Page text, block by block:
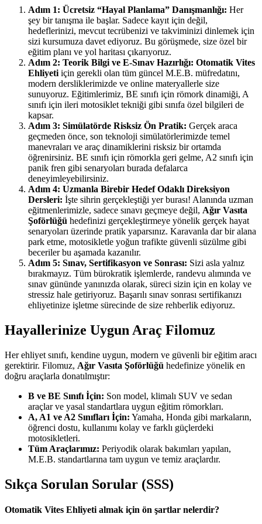
Adım 1: Ücretsiz “Hayal Planlama” Danışmanlığı: Her
şey bir tanışma ile başlar. Sadece kayıt için değil,
hedeflerinizi, mevcut tecrübenizi ve takviminizi dinlemek için
sizi kursumuza davet ediyoruz. Bu görüşmede, size özel bir
eğitim planı ve yol haritası çıkarıyoruz.
Adım 2: Teorik Bilgi ve E-Sınav Hazırlığı: Otomatik Vites
Ehliyeti için gerekli olan tüm güncel M.E.B. müfredatını,
modern dersliklerimizde ve online materyallerle size
sunuyoruz. Eğitimlerimiz, BE sınıfı için römork dinamiği, A
sınıfı için ileri motosiklet tekniği gibi sınıfa özel bilgileri de
kapsar.
Adım 3: Simülatörde Risksiz Ön Pratik: Gerçek araca
geçmeden önce, son teknoloji simülatörlerimizde temel
manevraları ve araç dinamiklerini risksiz bir ortamda
öğrenirsiniz. BE sınıfı için römorkla geri gelme, A2 sınıfı için
panik fren gibi senaryoları burada defalarca
deneyimleyebilirsiniz.
Adım 4: Uzmanla Birebir Hedef Odaklı Direksiyon
Dersleri: İşte sihrin gerçekleştiği yer burası! Alanında uzman
eğitmenlerimizle, sadece sınavı geçmeye değil, Ağır Vasıta
Şoförlüğü hedefinizi gerçekleştirmeye yönelik gerçek hayat
senaryoları üzerinde pratik yaparsınız. Karavanla dar bir alana
park etme, motosikletle yoğun trafikte güvenli süzülme gibi
beceriler bu aşamada kazanılır.
Adım 5: Sınav, Sertifikasyon ve Sonrası: Sizi asla yalnız
bırakmayız. Tüm bürokratik işlemlerde, randevu alımında ve
sınav gününde yanınızda olarak, süreci sizin için en kolay ve
stressiz hale getiriyoruz. Başarılı sınav sonrası sertifikanızı
ehliyetinize işletme sürecinde de size rehberlik ediyoruz.
Hayallerinize Uygun Araç Filomuz
Her ehliyet sınıfı, kendine uygun, modern ve güvenli bir eğitim aracı
gerektirir. Filomuz, Ağır Vasıta Şoförlüğü hedefinize yönelik en
doğru araçlarla donatılmıştır:
B ve BE Sınıfı İçin: Son model, klimalı SUV ve sedan
araçlar ve yasal standartlara uygun eğitim römorkları.
A, A1 ve A2 Sınıfları İçin: Yamaha, Honda gibi markaların,
öğrenci dostu, kullanımı kolay ve farklı güçlerdeki
motosikletleri.
Tüm Araçlarımız: Periyodik olarak bakımları yapılan,
M.E.B. standartlarına tam uygun ve temiz araçlardır.
Sıkça Sorulan Sorular (SSS)
Otomatik Vites Ehliyeti almak için ön şartlar nelerdir?